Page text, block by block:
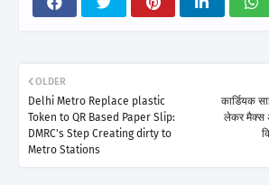
कार्डियक
लेकर मैक्स
OLDER
Delhi Metro Replace plastic
Token to QR Based Paper Slip:
DMRC's Step Creating dirty to
Metro Stations